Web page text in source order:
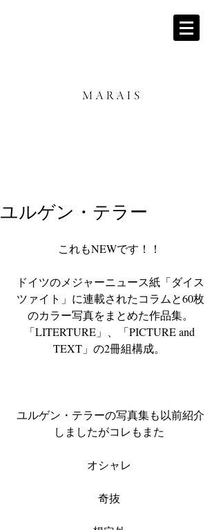
ユルゲン・テラー
これもNEWです！！
ドイツのメジャーニュース紙「ダイス
ツァイト」に連載されたコラムと60枚
のカラー写真をまとめた作品集。
「LITERTURE」、「PICTURE and
TEXT」の2冊組構成。
ユルゲン・テラーの写真集も以前紹介
しましたがコレもまた
オシャレ
奇抜